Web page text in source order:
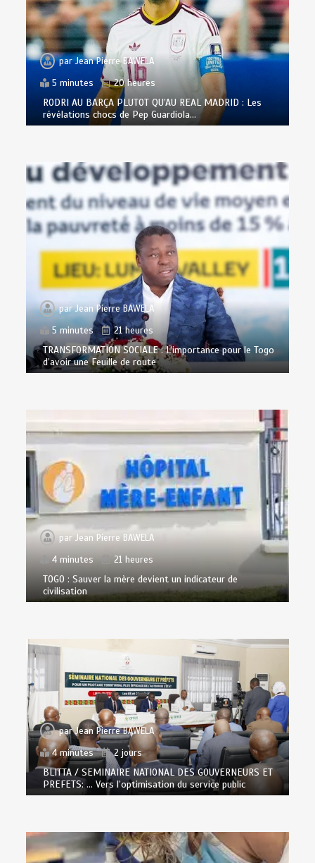
parJean Pierre BAWELA
5 minutes
20 heures
RODRI AU BARÇA PLUTOT QU’AU REAL MADRID : Les
révélations chocs de Pep Guardiola…
parJean Pierre BAWELA
5 minutes
21 heures
TRANSFORMATION SOCIALE : L’importance pour le Togo
d’avoir une Feuille de route
parJean Pierre BAWELA
4 minutes
21 heures
TOGO : Sauver la mère devient un indicateur de
civilisation
parJean Pierre BAWELA
4 minutes
2 jours
BLITTA / SEMINAIRE NATIONAL DES GOUVERNEURS ET
PREFETS: … Vers l’optimisation du service public